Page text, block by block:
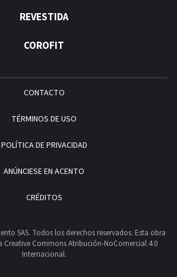
REVESTIDA
COROFIT
CONTACTO
TÉRMINOS DE USO
POLÍTICA DE PRIVACIDAD
ANÚNCIESE EN ACENTO
CRÉDITOS
SAS. Todos los derechos reservados. Esta obra
Creative Commons Atribución-NoComercial 4.0
Internacional.